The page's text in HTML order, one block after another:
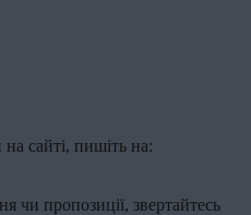
сайті, пишіть на:
чи пропозиції, звертайтесь